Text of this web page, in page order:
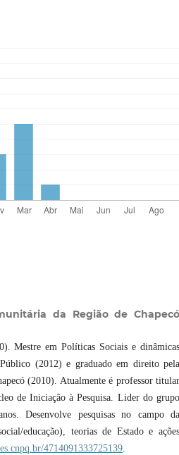
da Região de Chapecó
Mestre em Políticas Sociais e
(2012) e graduado em direito pela
(2010). Atualmente é professor titular
de Iniciação à Pesquisa. Lider do grupo
Desenvolve pesquisas no campo da
educação), teorias de Estado e ações
4714091333725139.